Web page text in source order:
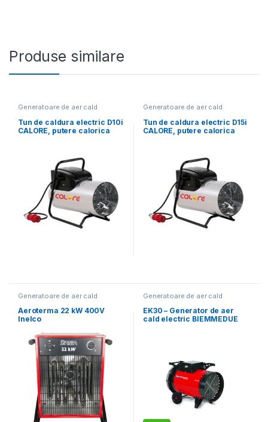
Produse similare
Generatoare de aer cald
Tun de caldura electric D10i
CALORE, putere calorica
Generatoare de aer cald
Tun de caldura electric D15i
CALORE, putere calorica
Generatoare de aer cald
Aeroterma 22 kW 400V
Inelco
Generatoare de aer cald
EK30 – Generator de aer
cald electric BIEMMEDUE